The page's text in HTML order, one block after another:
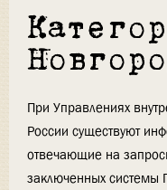
При Управлениях
России существуют
отвечающие на
заключенных системы